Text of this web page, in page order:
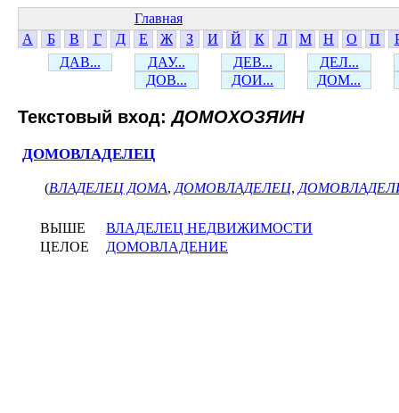
Главная
А
Б В Г Д Е Ж З И Й К Л М Н О П
ДАВ...
ДАУ... ДЕВ...
ДЕЛ...
ДОВ...
ДОИ... ДОМ...
Текстовый вход:ДОМОХОЗЯИН
ДОМОВЛАДЕЛЕЦ
(ВЛАДЕЛЕЦ ДОМА, ДОМОВЛАДЕЛЕЦ,
ВЫШЕ
ВЛАДЕЛЕЦ НЕДВИЖИМОСТИ
ЦЕЛОЕ
ДОМОВЛАДЕНИЕ